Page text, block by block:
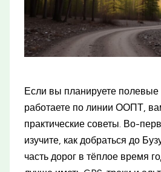
Если вы планируете полевые
работаете по линии ООПТ,
практические советы. Во-
изучите, как добраться до
часть дорог в тёплое время